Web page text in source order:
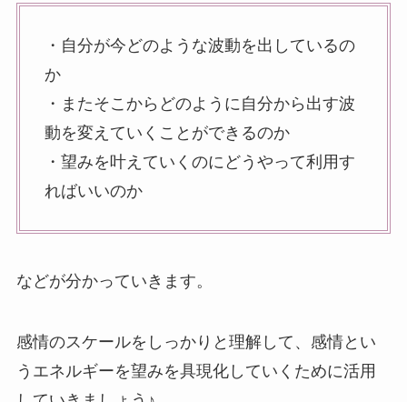
・自分が今どのような波動を出しているの
か
・またそこからどのように自分から出す波
動を変えていくことができるのか
・望みを叶えていくのにどうやって利用す
ればいいのか
などが分かっていきます。
感情のスケールをしっかりと理解して、感情とい
うエネルギーを望みを具現化していくために活用